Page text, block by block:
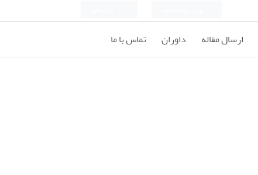
ارسال مقاله داوران تماس با ما